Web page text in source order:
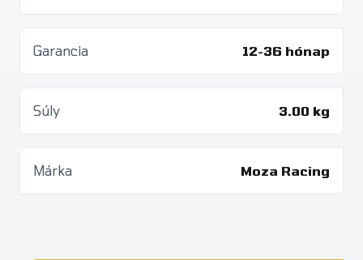
Garancia 12-36 hónap
Súly 3.00 kg
Márka Moza Racing